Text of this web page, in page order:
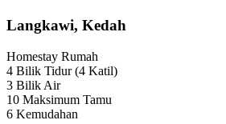
Langkawi, Kedah
Homestay Rumah
4 Bilik Tidur(4 Katil)
3 Bilik Air
10 Maksimum Tamu
6 Kemudahan